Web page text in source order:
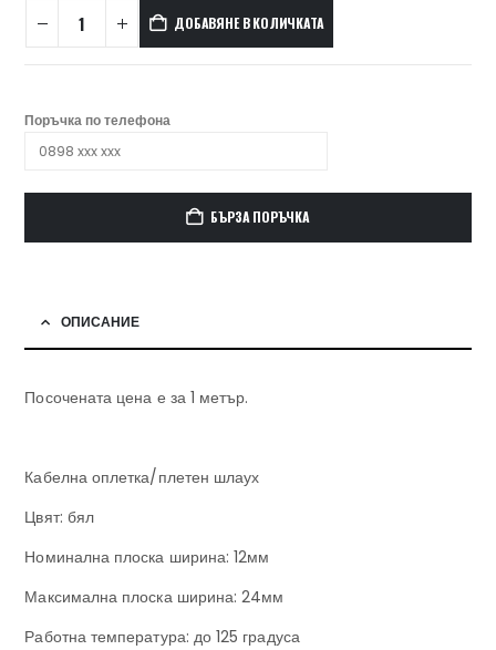
ДОБАВЯНЕ В КОЛИЧКАТА
Поръчка по телефона
БЪРЗА ПОРЪЧКА
ОПИСАНИЕ
Посочената цена е за 1 метър.
Кабелна оплетка/плетен шлаух
Цвят: бял
Номинална плоска ширина: 12мм
Максимална плоска ширина: 24мм
Работна температура: до 125 градуса